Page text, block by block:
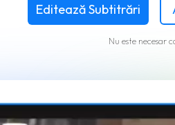
Editează Subtitrări
Nu este necesar